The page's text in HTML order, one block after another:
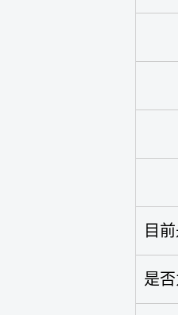
目
是